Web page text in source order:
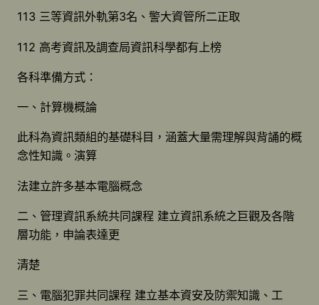
113 三等資訊外軌第3名、警大資管所二正取
112 高考資訊及調查局資訊科學都有上榜
各科準備方式：
一、計算機概論
此科為資訊類組的基礎科目，涵蓋大量需理解與背誦的概
念性知識。演算
法建立許多基本電腦概念
二、管理資訊系統共同課程 建立資訊系統之巨觀及各階
層功能，申論表達更
清楚
三、電腦犯罪共同課程 建立基本資安及防禦知識、工